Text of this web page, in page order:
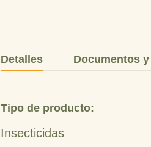
Detalles Documentos
Tipo de producto:
Insecticidas